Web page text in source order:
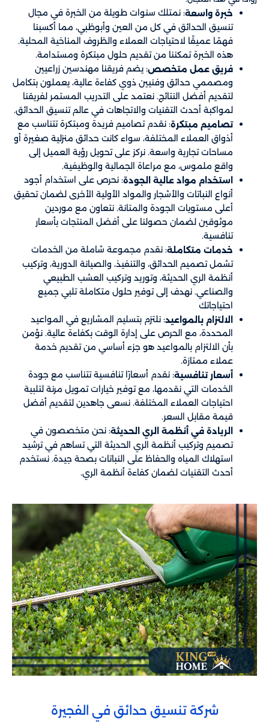
خبرة واسعة: نمتلك سنوات طويلة من الخبرة في مجال
تنسيق الحدائق في كل من العين وأبوظبي، مما أكسبنا
فهمًا عميقًا لاحتياجات العملاء والظروف المناخية المحلية.
هذه الخبرة تمكننا من تقديم حلول مبتكرة ومستدامة.
فريق عمل متخصص: يضم فريقنا مهندسين زراعيين
ومصممي حدائق وفنيين ذوي كفاءة عالية، يعملون بتكامل
لتقديم أفضل النتائج. نعتمد على التدريب المستمر لفريقنا
لمواكبة أحدث التقنيات والاتجاهات في عالم تنسيق الحدائق.
تصاميم مبتكرة: نقدم تصاميم فريدة ومبتكرة تتناسب مع
أذواق العملاء المختلفة، سواء كانت حدائق منزلية صغيرة أو
مساحات تجارية واسعة. نركز على تحويل رؤية العميل إلى
واقع ملموس، مع مراعاة الجمالية والوظيفية.
استخدام مواد عالية الجودة: نحرص على استخدام أجود
أنواع النباتات والأشجار والمواد الأولية الأخرى لضمان تحقيق
أعلى مستويات الجودة والمتانة. نتعاون مع موردين
موثوقين لضمان حصولنا على أفضل المنتجات بأسعار
تنافسية.
خدمات متكاملة: نقدم مجموعة شاملة من الخدمات
تشمل تصميم الحدائق، والتنفيذ، والصيانة الدورية، وتركيب
أنظمة الري الحديثة، وتوريد وتركيب العشب الطبيعي
والصناعي. نهدف إلى توفير حلول متكاملة تلبي جميع
احتياجاتك
الالتزام بالمواعيد: نلتزم بتسليم المشاريع في المواعيد
المحددة، مع الحرص على إدارة الوقت بكفاءة عالية. نؤمن
بأن الالتزام بالمواعيد هو جزء أساسي من تقديم خدمة
عملاء ممتازة.
أسعار تنافسية: نقدم أسعارًا تنافسية تتناسب مع جودة
الخدمات التي نقدمها، مع توفير خيارات تمويل مرنة لتلبية
احتياجات العملاء المختلفة. نسعى جاهدين لتقديم أفضل
قيمة مقابل السعر.
الريادة في أنظمة الري الحديثة: نحن متخصصون في
تصميم وتركيب أنظمة الري الحديثة التي تساهم في ترشيد
استهلاك المياه والحفاظ على النباتات بصحة جيدة. نستخدم
أحدث التقنيات لضمان كفاءة أنظمة الري.
شركة تنسيق حدائق في الفجيرة